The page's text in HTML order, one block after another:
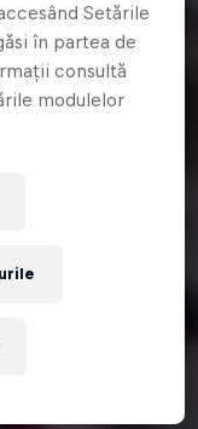
Setările
în partea de
consultă
modulelor